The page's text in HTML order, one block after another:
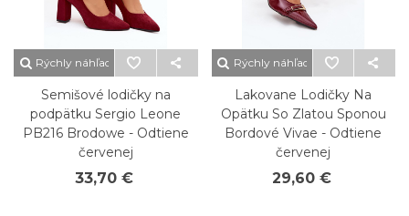
Rýchly náhľad
Semišové lodičky na
podpätku Sergio Leone
PB216 Brodowe - Odtiene
červenej
33,70 €
Rýchly náhľad
Lakovane Lodičky Na
Opätku So Zlatou Sponou
Bordové Vivae - Odtiene
červenej
29,60 €